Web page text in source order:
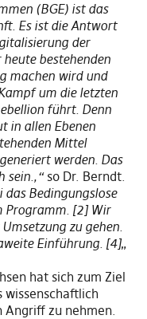
(BGE) ist das
Es ist die Antwort
der
bestehenden
machen wird und
um die letzten
führt. Denn
in allen Ebenen
Mittel
werden. Das
sein.,“so Dr. Berndt.
Bedingungslose
Programm. [2] Wir
zu gehen.
Einführung. [4]„
hat sich zum Ziel
wissenschaftlich
zu nehmen.